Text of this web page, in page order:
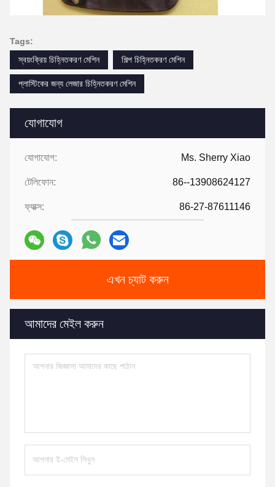
যোগাযোগ
যোগাযোগ: Ms. Sherry Xiao
টেলিফোন: 86--13908624127
ফ্যাক্স: 86-27-87611146
এখন চ্যাট করুন
আমাদের মেইল করুন
Tags:
স্বয়ংক্রিয় চিহ্নিতকরণ মেশিন
শিল্প চিহ্নিতকরণ মেশিন
প্লাস্টিকের জন্য লেজার চিহ্নিতকরণ মেশিন